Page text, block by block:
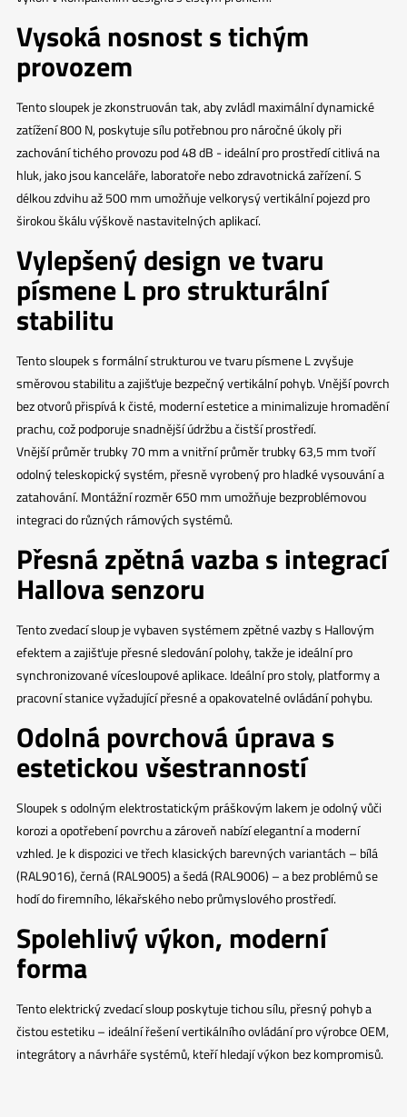
Vysoká nosnost s tichým
provozem
Tento sloupek je zkonstruován tak, aby zvládl maximální dynamické
zatížení 800 N, poskytuje sílu potřebnou pro náročné úkoly při
zachování tichého provozu pod 48 dB - ideální pro prostředí citlivá na
hluk, jako jsou kanceláře, laboratoře nebo zdravotnická zařízení. S
délkou zdvihu až 500 mm umožňuje velkorysý vertikální pojezd pro
širokou škálu výškově nastavitelných aplikací.
Vylepšený design ve tvaru
písmene L pro strukturální
stabilitu
Tento sloupek s formální strukturou ve tvaru písmene L zvyšuje
směrovou stabilitu a zajišťuje bezpečný vertikální pohyb. Vnější povrch
bez otvorů přispívá k čisté, moderní estetice a minimalizuje hromadění
prachu, což podporuje snadnější údržbu a čistší prostředí.
Vnější průměr trubky 70 mm a vnitřní průměr trubky 63,5 mm tvoří
odolný teleskopický systém, přesně vyrobený pro hladké vysouvání a
zatahování. Montážní rozměr 650 mm umožňuje bezproblémovou
integraci do různých rámových systémů.
Přesná zpětná vazba s integrací
Hallova senzoru
Tento zvedací sloup je vybaven systémem zpětné vazby s Hallovým
efektem a zajišťuje přesné sledování polohy, takže je ideální pro
synchronizované vícesloupové aplikace. Ideální pro stoly, platformy a
pracovní stanice vyžadující přesné a opakovatelné ovládání pohybu.
Odolná povrchová úprava s
estetickou všestranností
Sloupek s odolným elektrostatickým práškovým lakem je odolný vůči
korozi a opotřebení povrchu a zároveň nabízí elegantní a moderní
vzhled. Je k dispozici ve třech klasických barevných variantách – bílá
(RAL9016), černá (RAL9005) a šedá (RAL9006) – a bez problémů se
hodí do firemního, lékařského nebo průmyslového prostředí.
Spolehlivý výkon, moderní
forma
Tento elektrický zvedací sloup poskytuje tichou sílu, přesný pohyb a
čistou estetiku – ideální řešení vertikálního ovládání pro výrobce OEM,
integrátory a návrháře systémů, kteří hledají výkon bez kompromisů.